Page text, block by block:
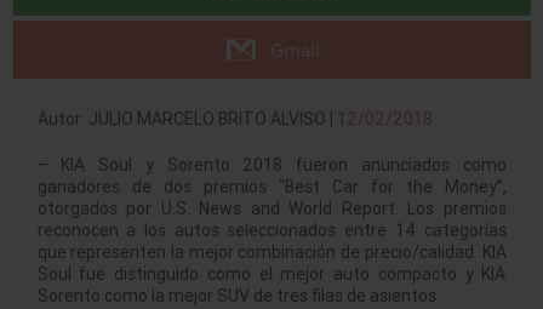
Gmail
Autor: JULIO MARCELO BRITO ALVISO | 12/02/2018
– KIA Soul y Sorento 2018 fueron anunciados como
ganadores de dos premios “Best Car for the Money”,
otorgados por U.S. News and World Report. Los premios
reconocen a los autos seleccionados entre 14 categorías
que representen la mejor combinación de precio/calidad. KIA
Soul fue distinguido como el mejor auto compacto y KIA
Sorento como la mejor SUV de tres filas de asientos.